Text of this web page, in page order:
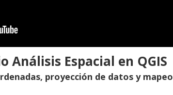
Análisis Espacial en QGIS
proyección de datos y mapeo